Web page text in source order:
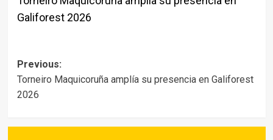
Galiforest 2026
Post
navigation
Previous:
Torneiro Maquicoruña amplía su presencia en Galiforest
2026